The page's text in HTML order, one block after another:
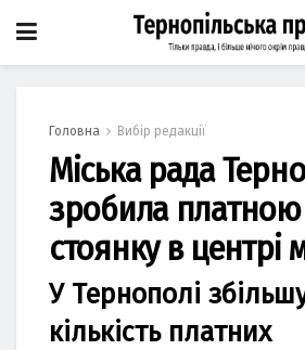
Головна Вибір редакції
Міська рада
зробила
стоянку в центрі
У Тернополі
кількість платних